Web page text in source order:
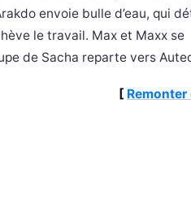
envoie bulle d’eau, qui
le travail. Max et Maxx se
de Sacha reparte vers
[